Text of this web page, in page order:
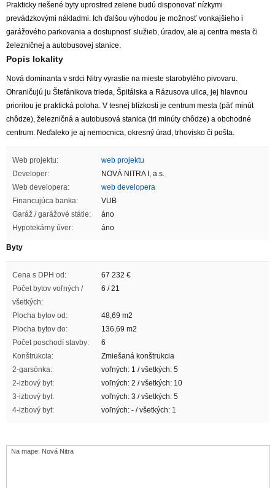
Prakticky riešené byty uprostred zelene budú disponovať nízkymi
prevádzkovými nákladmi. Ich ďalšou výhodou je možnosť vonkajšieho i
garážového parkovania a dostupnosť služieb, úradov, ale aj centra mesta či
železničnej a autobusovej stanice.
Popis lokality
Nová dominanta v srdci Nitry vyrastie na mieste starobylého pivovaru.
Ohraničujú ju Štefánikova trieda, Špitálska a Rázusova ulica, jej hlavnou
prioritou je praktická poloha. V tesnej blízkosti je centrum mesta (päť minút
chôdze), železničná a autobusová stanica (tri minúty chôdze) a obchodné
centrum. Neďaleko je aj nemocnica, okresný úrad, trhovisko či pošta.
Web projektu:
web projektu
Developer:
NOVÁ NITRA I, a.s.
Web developera:
web developera
Financujúca banka:
VUB
Garáž / garážové státie:
áno
Hypotekárny úver:
áno
Byty
Cena s DPH od: 67 232 €
Počet bytov voľných /
všetkých:
6 / 21
Plocha bytov od:
48,69 m2
Plocha bytov do:
136,69 m2
Počet poschodí stavby:
6
Konštrukcia:
Zmiešaná konštrukcia
2-garsónka:
voľných: 1 / všetkých: 5
2-izbový byt:
voľných: 2 / všetkých: 10
3-izbový byt:
voľných: 3 / všetkých: 5
4-izbový byt:
voľných: - / všetkých: 1
Na mape: Nová Nitra